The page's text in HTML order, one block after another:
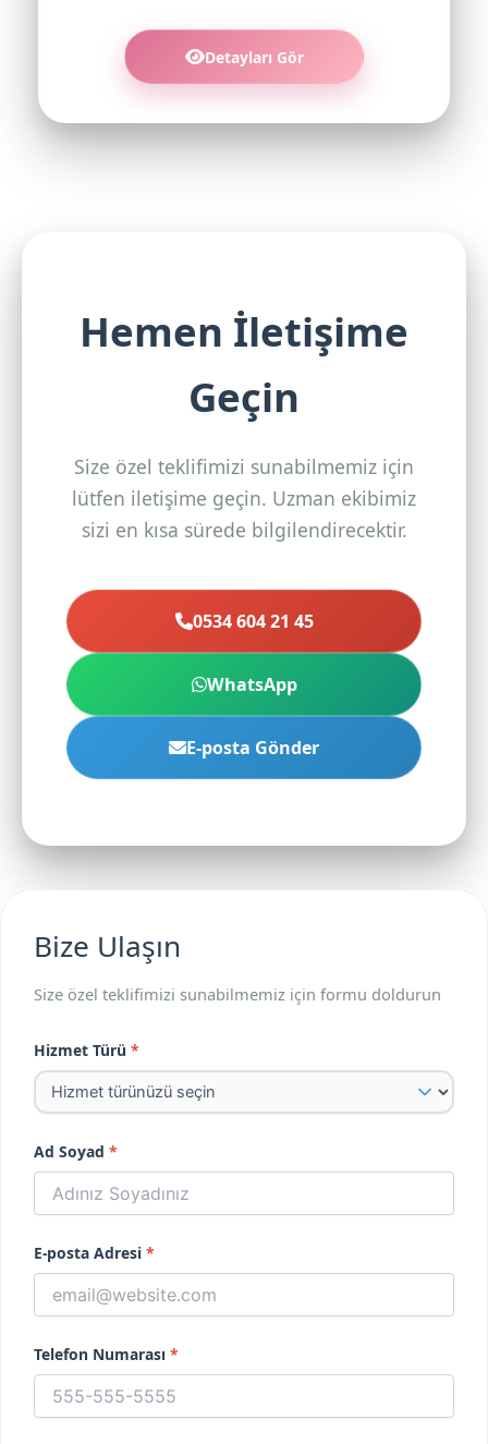
Detayları Gör
Hemen İletişime
Geçin
Size özel teklifimizi sunabilmemiz için
lütfen iletişime geçin. Uzman ekibimiz
sizi en kısa sürede bilgilendirecektir.
0534 604 21 45
WhatsApp
E-posta Gönder
Bize Ulaşın
Size özel teklifimizi sunabilmemiz için formu doldurun
Hizmet Türü
Ad Soyad
E-posta Adresi
Telefon Numarası